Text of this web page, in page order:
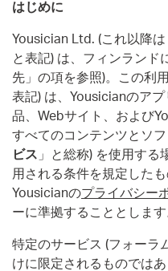
はじめに
Yousician Ltd. (これ以降は
と表記) は、フィンランド
先」の項を参照)。この利
表記) は、Yousicianのア
品、Webサイト、および
すべてのコンテンツとソ
ビス 」と総称) を使用す
用される条件を規定した
Yousicianのプライバシー
ーに準拠することとします
特定のサービス (フォーラ
けに限定されるものでは